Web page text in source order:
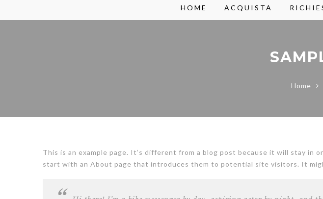
HOME ACQUISTA
Home
This is an example page. It’s different from a blog post because it will stay in
start with an About page that introduces them to potential site visitors. It